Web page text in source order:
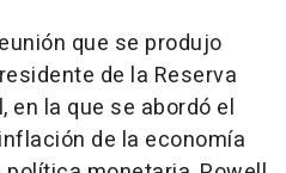
que se produjo
de la Reserva
en la que se abordó el
de la economía